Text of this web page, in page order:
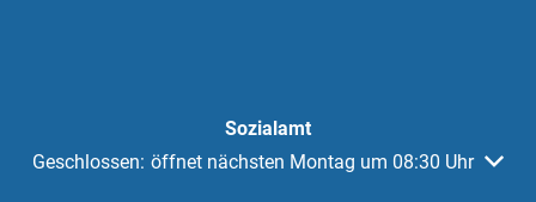
Sozialamt
Klicken, um weitere Öffnungs- oder Schließzeiten
Geschlossen: öffnet nächsten Montag um 08:30 Uhr